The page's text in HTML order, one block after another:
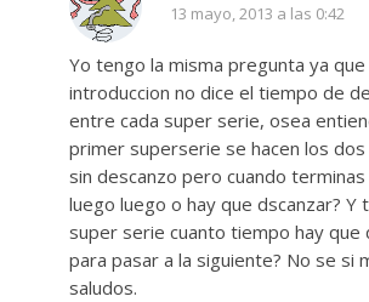
13 mayo, 2013 a las 0:42
Yo tengo la misma pregunta ya que
introduccion no dice el tiempo de
entre cada super serie, osea
primer superserie se hacen los
sin descanzo pero cuando
luego luego o hay que dscanzar? Y
super serie cuanto tiempo hay que
para pasar a la siguiente? No se si
saludos.